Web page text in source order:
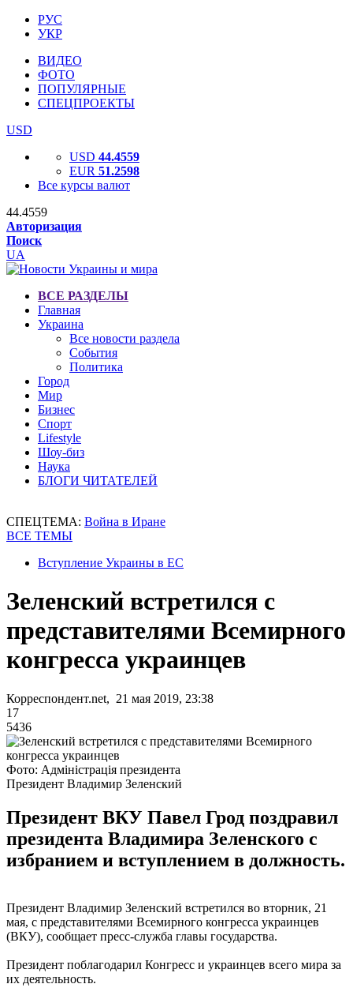
РУС
УКР
ВИДЕО
ФОТО
ПОПУЛЯРНЫЕ
СПЕЦПРОЕКТЫ
USD
USD 44.4559
EUR 51.2598
Все курсы валют
44.4559
Авторизация
Поиск
UA
ВСЕ РАЗДЕЛЫ
Главная
Украина
Все новости раздела
События
Политика
Город
Мир
Бизнес
Спорт
Lifestyle
Шоу-биз
Наука
БЛОГИ ЧИТАТЕЛЕЙ
СПЕЦТЕМА: Война в Иране
ВСЕ ТЕМЫ
Вступление Украины в ЕС
Зеленский встретился с
представителями Всемирного
конгресса украинцев
Корреспондент.net, 21 мая 2019, 23:38
17
5436
Фото: Адміністрація президента
Президент Владимир Зеленский
Президент ВКУ Павел Грод поздравил
президента Владимира Зеленского с
избранием и вступлением в должность.
Президент Владимир Зеленский встретился во вторник, 21
мая, с представителями Всемирного конгресса украинцев
(ВКУ), сообщает пресс-служба главы государства.
Президент поблагодарил Конгресс и украинцев всего мира за
их деятельность.